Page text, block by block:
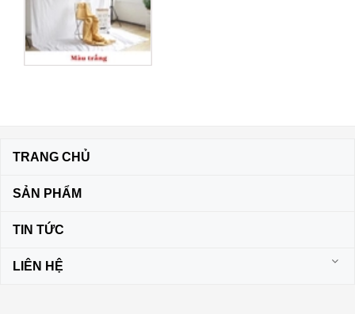
TRANG CHỦ
SẢN PHẨM
TIN TỨC
LIÊN HỆ